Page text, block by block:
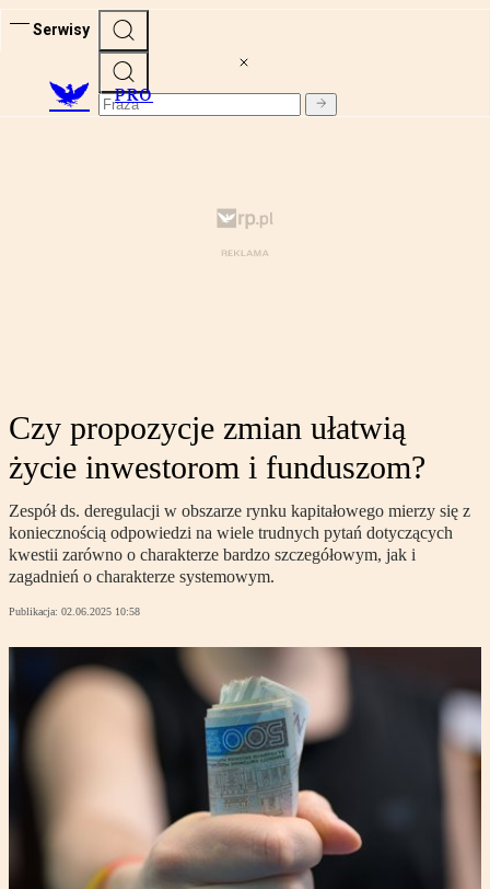
Serwisy
PRO
Czy propozycje zmian ułatwią
życie inwestorom i funduszom?
Zespół ds. deregulacji w obszarze rynku kapitałowego mierzy się z
koniecznością odpowiedzi na wiele trudnych pytań dotyczących
kwestii zarówno o charakterze bardzo szczegółowym, jak i
zagadnień o charakterze systemowym.
Publikacja: 02.06.2025 10:58